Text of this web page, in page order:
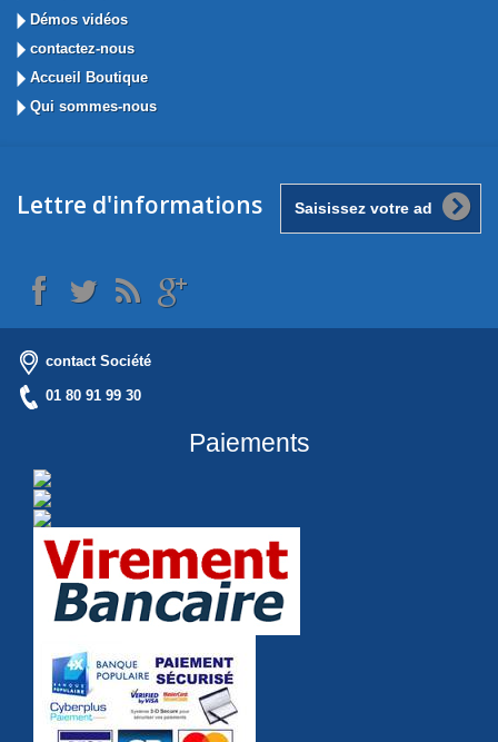
Démos vidéos
contactez-nous
Accueil Boutique
Qui sommes-nous
Lettre d'informations
contact Société
01 80 91 99 30
Paiements